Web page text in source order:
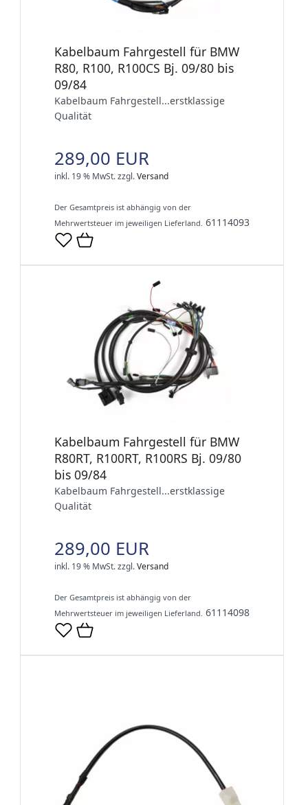
Kabelbaum Fahrgestell für BMW
R80, R100, R100CS Bj. 09/80 bis
09/84
Kabelbaum Fahrgestell...erstklassige
Qualität
289,00 EUR
inkl. 19 % MwSt.zzgl.Versand
Der Gesamtpreis ist abhängig von der
Mehrwertsteuer im jeweiligen Lieferland. 61114093
Kabelbaum Fahrgestell für BMW
R80RT, R100RT, R100RS Bj. 09/80
bis 09/84
Kabelbaum Fahrgestell...erstklassige
Qualität
289,00 EUR
inkl. 19 % MwSt.zzgl.Versand
Der Gesamtpreis ist abhängig von der
Mehrwertsteuer im jeweiligen Lieferland. 61114098